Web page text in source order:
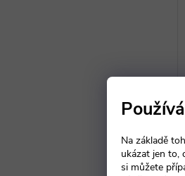
Na základě
ukázat jen to,
si můžete